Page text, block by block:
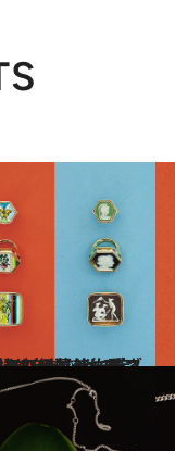
んが選ぶ“自分だけの宝物”リング＆ エッセイ